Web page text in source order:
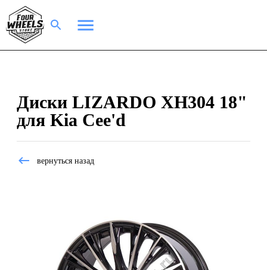
Диски LIZARDO XH304 18"
для Kia Cee'd
вернуться назад